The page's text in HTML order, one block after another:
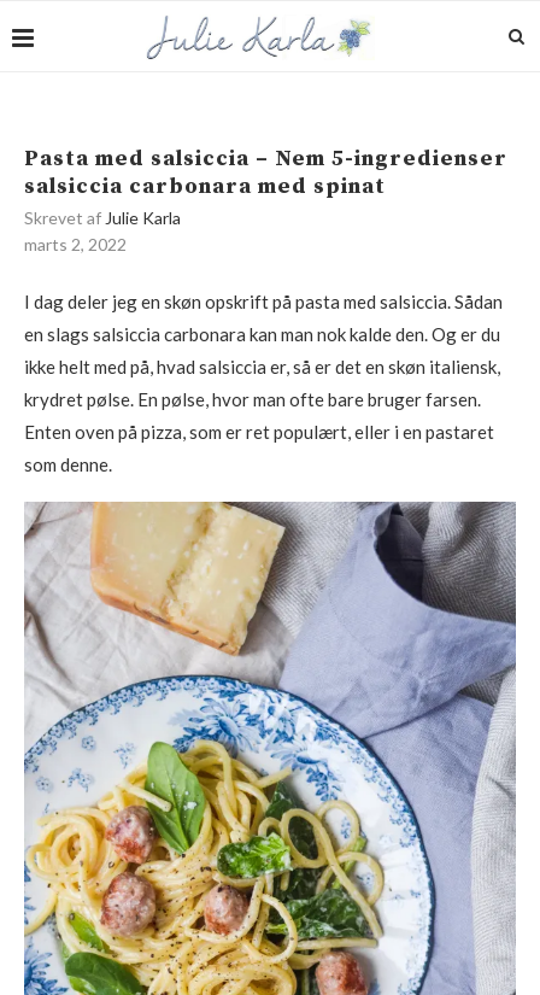
Pasta med salsiccia – Nem 5-ingredienser
salsiccia carbonara med spinat
Skrevet af Julie Karla
marts 2, 2022
I dag deler jeg en skøn opskrift på pasta med salsiccia. Sådan
en slags salsiccia carbonara kan man nok kalde den. Og er du
ikke helt med på, hvad salsiccia er, så er det en skøn italiensk,
krydret pølse. En pølse, hvor man ofte bare bruger farsen.
Enten oven på pizza, som er ret populært, eller i en pastaret
som denne.